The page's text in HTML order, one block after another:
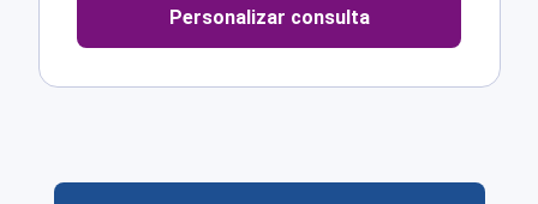
Personalizar consulta